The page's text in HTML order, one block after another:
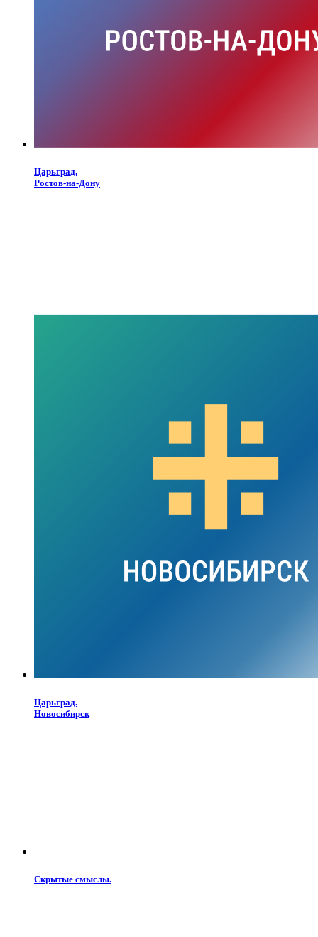
Царьград.
Ростов-на-Дону
Царьград.
Новосибирск
Скрытые смыслы.